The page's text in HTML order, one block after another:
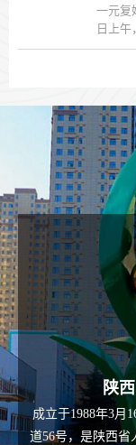
一元复
日上
召全体
陕
成立于1988年3月
道56号，是陕西省